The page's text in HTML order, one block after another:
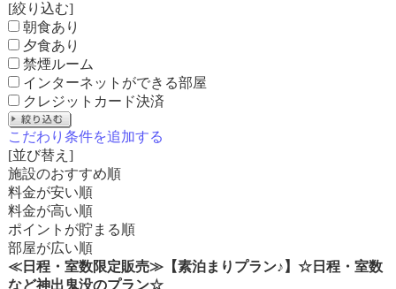
[絞り込む]
朝食あり
夕食あり
禁煙ルーム
インターネットができる部屋
クレジットカード決済
こだわり条件を追加する
[並び替え]
施設のおすすめ順
料金が安い順
料金が高い順
ポイントが貯まる順
部屋が広い順
≪日程・室数限定販売≫【素泊まりプラン♪】☆日程・室数
など神出鬼没のプラン☆